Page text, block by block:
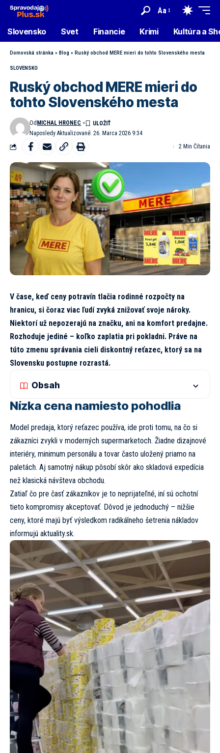
Aa
Slovensko Svet Financie Krimi Kultúra a
Domovská stránka » Blog » Ruský obchod MERE mieri do tohto Slovenského mesta
SLOVENSKO
Ruský obchod MERE mieri do
tohto Slovenského mesta
Naposledy Aktualizované: 26. Marca 2026 9:34
Od MICHAL HRONEC
2 Min Čítania
V čase, keď ceny potravín tlačia rodinné rozpočty na
hranicu, si čoraz viac ľudí zvyká znižovať svoje nároky.
Niektorí už nepozerajú na značku, ani na komfort predajne.
Rozhoduje jediné – koľko zaplatia pri pokladni. Práve na
túto zmenu správania cieli diskontný reťazec, ktorý sa na
Slovensku postupne rozrastá.
Obsah
Nízka cena namiesto pohodlia
Model predaja, ktorý reťazec používa, ide proti tomu, na čo si
zákazníci zvykli v moderných supermarketoch. Žiadne dizajnové
interiéry, minimum personálu a tovar často uložený priamo na
paletách. Aj samotný nákup pôsobí skôr ako skladová expedícia
než klasická návšteva obchodu.
Zatiaľ čo pre časť zákazníkov je to neprijateľné, iní sú ochotní
tieto kompromisy akceptovať. Dôvod je jednoduchý – nižšie
ceny, ktoré majú byť výsledkom radikálneho šetrenia nákladov
informujú aktuality.sk.